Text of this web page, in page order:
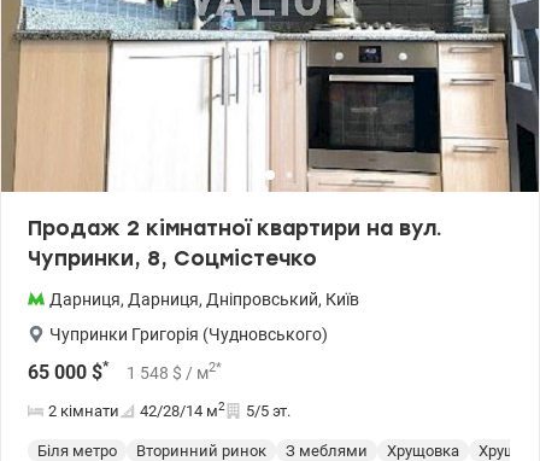
Продаж 2 кімнатної квартири на вул.
Чупринки, 8, Соцмістечко
Дарниця, Дарниця, Дніпровський, Київ
Чупринки Григорія (Чудновського)
65 000 $* 1 548 $ / м2*
2 кімнати 42/28/14 м2 5/5 эт.
Біля метро Вторинний ринок З меблями Хрущовка